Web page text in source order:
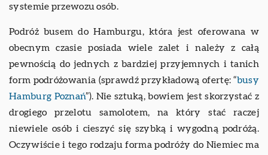
systemie przewozu osób.
Podróż busem do Hamburgu, która jest oferowana w
obecnym czasie posiada wiele zalet i należy z całą
pewnością do jednych z bardziej przyjemnych i tanich
form podróżowania (sprawdź przykładową ofertę: “busy
Hamburg Poznań”). Nie sztuką, bowiem jest skorzystać z
drogiego przelotu samolotem, na który stać raczej
niewiele osób i cieszyć się szybką i wygodną podróżą.
Oczywiście i tego rodzaju forma podróży do Niemiec ma